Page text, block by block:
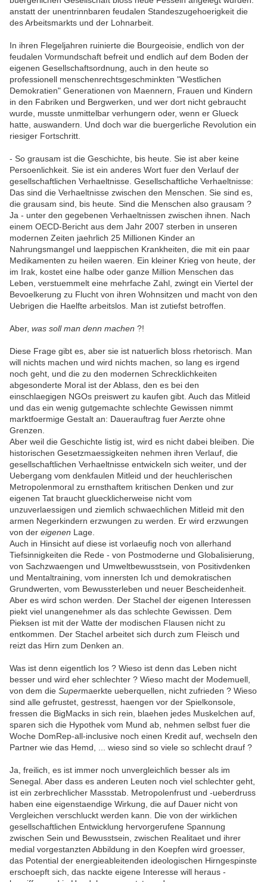
anstatt der unentrinnbaren feudalen Standeszugehoerigkeit die
des Arbeitsmarkts und der Lohnarbeit.
In ihren Flegeljahren ruinierte die Bourgeoisie, endlich von der
feudalen Vormundschaft befreit und endlich auf dem Boden der
eigenen Gesellschaftsordnung, auch in den heute so
professionell menschenrechtsgeschminkten "Westlichen
Demokratien" Generationen von Maennern, Frauen und Kindern
in den Fabriken und Bergwerken, und wer dort nicht gebraucht
wurde, musste unmittelbar verhungern oder, wenn er Glueck
hatte, auswandern. Und doch war die buergerliche Revolution ein
riesiger Fortschritt.
- So grausam ist die Geschichte, bis heute. Sie ist aber keine
Persoenlichkeit. Sie ist ein anderes Wort fuer den Verlauf der
gesellschaftlichen Verhaeltnisse. Gesellschaftliche Verhaeltnisse:
Das sind die Verhaeltnisse zwischen den Menschen. Sie sind es,
die grausam sind, bis heute. Sind die Menschen also grausam ?
Ja - unter den gegebenen Verhaeltnissen zwischen ihnen. Nach
einem OECD-Bericht aus dem Jahr 2007 sterben in unseren
modernen Zeiten jaehrlich 25 Millionen Kinder an
Nahrungsmangel und laeppischen Krankheiten, die mit ein paar
Medikamenten zu heilen waeren. Ein kleiner Krieg von heute, der
im Irak, kostet eine halbe oder ganze Million Menschen das
Leben, verstuemmelt eine mehrfache Zahl, zwingt ein Viertel der
Bevoelkerung zu Flucht von ihren Wohnsitzen und macht von den
Uebrigen die Haelfte arbeitslos. Man ist zutiefst betroffen.
Aber, was soll man denn machen ?!
Diese Frage gibt es, aber sie ist natuerlich bloss rhetorisch. Man
will nichts machen und wird nichts machen, so lang es irgend
noch geht, und die zu den modernen Schrecklichkeiten
abgesonderte Moral ist der Ablass, den es bei den
einschlaegigen NGOs preiswert zu kaufen gibt. Auch das Mitleid
und das ein wenig gutgemachte schlechte Gewissen nimmt
marktfoermige Gestalt an: Dauerauftrag fuer Aerzte ohne
Grenzen.
Aber weil die Geschichte listig ist, wird es nicht dabei bleiben. Die
historischen Gesetzmaessigkeiten nehmen ihren Verlauf, die
gesellschaftlichen Verhaeltnisse entwickeln sich weiter, und der
Uebergang vom denkfaulen Mitleid und der heuchlerischen
Metropolenmoral zu ernsthaftem kritischen Denken und zur
eigenen Tat braucht gluecklicherweise nicht vom
unzuverlaessigen und ziemlich schwaechlichen Mitleid mit den
armen Negerkindern erzwungen zu werden. Er wird erzwungen
von der eigenen Lage.
Auch in Hinsicht auf diese ist vorlaeufig noch von allerhand
Tiefsinnigkeiten die Rede - von Postmoderne und Globalisierung,
von Sachzwaengen und Umweltbewusstsein, von Positivdenken
und Mentaltraining, vom innersten Ich und demokratischen
Grundwerten, vom Bewussterleben und neuer Bescheidenheit.
Aber es wird schon werden. Der Stachel der eigenen Interessen
piekt viel unangenehmer als das schlechte Gewissen. Dem
Pieksen ist mit der Watte der modischen Flausen nicht zu
entkommen. Der Stachel arbeitet sich durch zum Fleisch und
reizt das Hirn zum Denken an.
Was ist denn eigentlich los ? Wieso ist denn das Leben nicht
besser und wird eher schlechter ? Wieso macht der Modemuell,
von dem die Supermaerkte ueberquellen, nicht zufrieden ? Wieso
sind alle gefrustet, gestresst, haengen vor der Spielkonsole,
fressen die BigMacks in sich rein, blaehen jedes Muskelchen auf,
sparen sich die Hypothek vom Mund ab, nehmen selbst fuer die
Woche DomRep-all-inclusive noch einen Kredit auf, wechseln den
Partner wie das Hemd, ... wieso sind so viele so schlecht drauf ?
Ja, freilich, es ist immer noch unvergleichlich besser als im
Senegal. Aber dass es anderen Leuten noch viel schlechter geht,
ist ein zerbrechlicher Massstab. Metropolenfrust und -ueberdruss
haben eine eigenstaendige Wirkung, die auf Dauer nicht von
Vergleichen verschluckt werden kann. Die von der wirklichen
gesellschaftlichen Entwicklung hervorgerufene Spannung
zwischen Sein und Bewusstsein, zwischen Realitaet und ihrer
medial vorgestanzten Abbildung in den Koepfen wird groesser,
das Potential der energieableitenden ideologischen Hirngespinste
erschoepft sich, das nackte eigene Interesse will heraus -